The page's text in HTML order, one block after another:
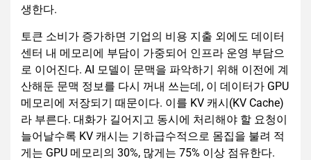
생한다.
토큰 소비가 증가하면 기업의 비용 지출 외에도 데이터
센터 내 메모리에 부담이 가중되어 인프라 운영 부담으
로 이어진다. AI 모델이 문맥을 파악하기 위해 이전에 계
산해둔 문맥 정보를 다시 꺼내 쓰는데, 이 데이터가 GPU
메모리에 저장되기 때문이다. 이를 KV 캐시(KV Cache)
라 부른다. 대화가 길어지고 동시에 처리해야 할 요청이
늘어날수록 KV 캐시는 기하급수적으로 몸집을 불려 적
게는 GPU 메모리의 30%, 많게는 75% 이상 점유한다.